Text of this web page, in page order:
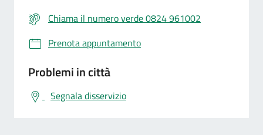
Chiama il numero verde 0824 961002
Prenota appuntamento
Problemi in città
Segnala disservizio